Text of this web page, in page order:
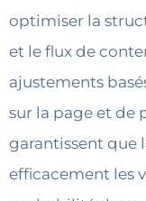
optimiser la
et le flux de
ajustements
sur la page et de
garantissent que
efficacement les